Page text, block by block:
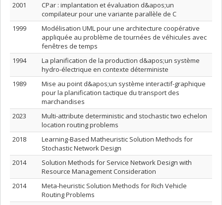
2001
CPar : implantation et évaluation d&apos;un
compilateur pour une variante parallèle de C
1999
Modélisation UML pour une architecture coopérative
appliquée au problème de tournées de véhicules avec
fenêtres de temps
1994
La planification de la production d&apos;un système
hydro-électrique en contexte déterministe
1989
Mise au point d&apos;un système interactif-graphique
pour la planification tactique du transport des
marchandises
2023
Multi-attribute deterministic and stochastic two echelon
location routing problems
2018
Learning-Based Matheuristic Solution Methods for
Stochastic Network Design
2014
Solution Methods for Service Network Design with
Resource Management Consideration
2014
Meta-heuristic Solution Methods for Rich Vehicle
Routing Problems